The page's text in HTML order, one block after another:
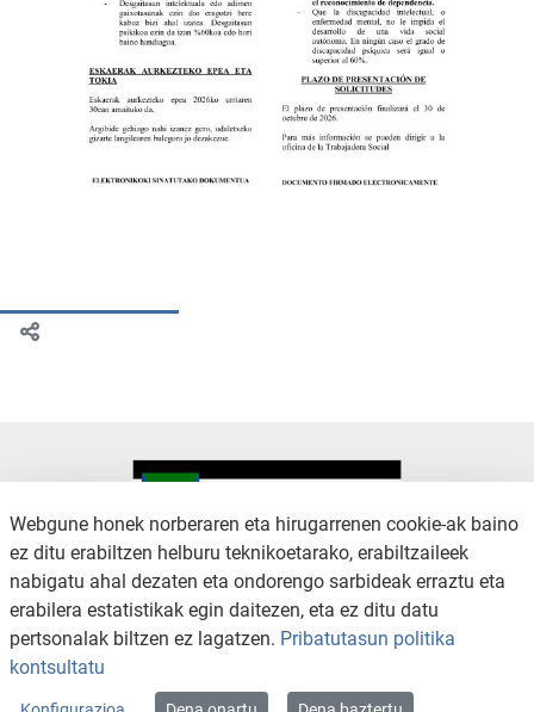
Webgune honek norberaren eta hirugarrenen cookie-ak baino
ez ditu erabiltzen helburu teknikoetarako, erabiltzaileek
nabigatu ahal dezaten eta ondorengo sarbideak erraztu eta
erabilera estatistikak egin daitezen, eta ez ditu datu
pertsonalak biltzen ez lagatzen. Pribatutasun politika
kontsultatu